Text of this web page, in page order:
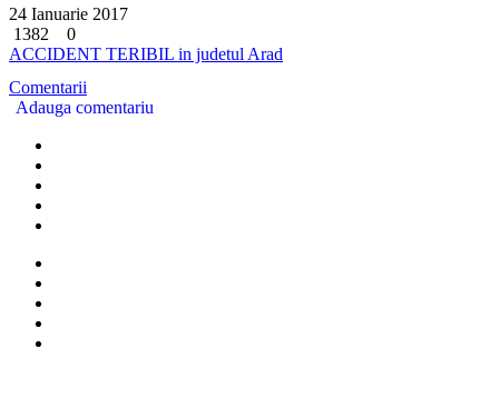
24 Ianuarie 2017
1382
0
ACCIDENT TERIBIL in judetul Arad
Comentarii
Adauga comentariu